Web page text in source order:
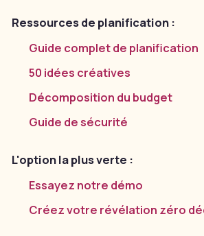
Ressources de planification :
Guide complet de planification
50 idées créatives
Décomposition du budget
Guide de sécurité
L'option la plus verte :
Essayez notre démo
Créez votre révélation zéro